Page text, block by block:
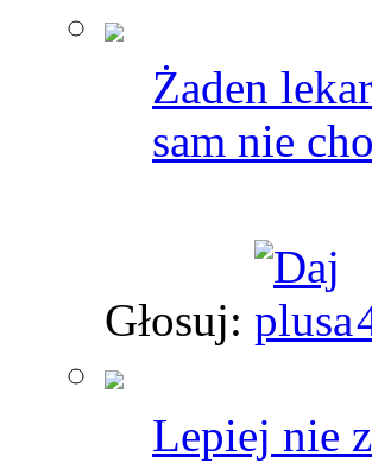
Żaden
sam nie
Głosuj:
Lepiej nie